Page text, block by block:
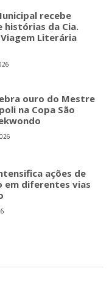
recebe
histórias da Cia.
Literária
ouro do Mestre
na Copa São
ações de
em diferentes vias